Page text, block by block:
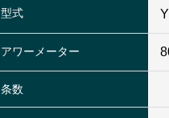
型式
アワーメーター
条数